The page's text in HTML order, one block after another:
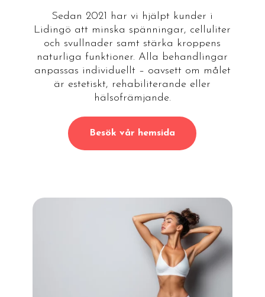
Sedan 2021 har vi hjälpt kunder i
Lidingö att minska spänningar, celluliter
och svullnader samt stärka kroppens
naturliga funktioner. Alla behandlingar
anpassas individuellt – oavsett om målet
är estetiskt, rehabiliterande eller
hälsofrämjande.
Besök vår hemsida